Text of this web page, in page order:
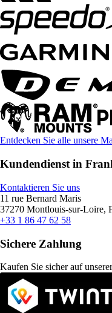
Entdecken Sie alle unsere
Kundendienst in
Kontaktieren Sie uns
11 rue Bernard Maris
37270 Montlouis-sur-Loire,
+33 1 86 47 62 58
Sichere Zahlung
Kaufen Sie sicher auf